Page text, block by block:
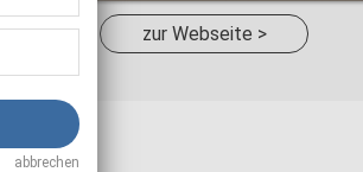
zur Webseite >
abbrechen